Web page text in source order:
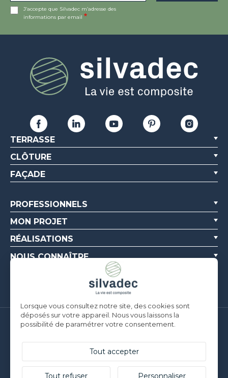
J’accepte que Silvadec m’adresse des
informations par email
TERRASSE
CLÔTURE
FAÇADE
PROFESSIONNELS
MON PROJET
RÉALISATIONS
NOUS CONNAÎTRE
Silvadec France
F-56190 ARZAL |T. +33 (0)2 97 450 900
Silvadec Deutschland
Ludwig-Erhard-Straße 3
Lorsque vous consultez notre site, des cookies sont
déposés sur votre appareil. Nous vous laissons la
possibilité de paramétrer votre consentement.
Tout accepter
Tout refuser Personnaliser